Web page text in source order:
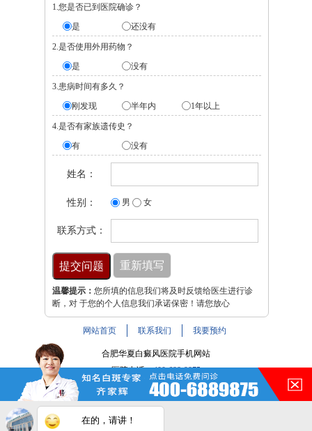
1.您是否已到医院确诊？
是
还没有
2.是否使用外用药物？
是
没有
3.患病时间有多久？
刚发现
半年内 1年以上
4.是否有家族遗传史？
有
没有
姓名：
性别： 男 女
联系方式：
温馨提示： 您所填的信息我们将及时反馈给医生进行诊
断，对 于您的个人信息我们承诺保密！请您放心
网站首页 联系我们 我要预约
合肥华夏白癜风医院手机网站
医院电话：400-688-9875
医院地址：合肥市铜陵路与裕溪路交叉路口
注：本网站信息仅供参考，不能作为诊断及医疗依据，服用
药物或进行治疗时请遵医嘱。如有转载或引用文章涉及版权
在的，请讲！